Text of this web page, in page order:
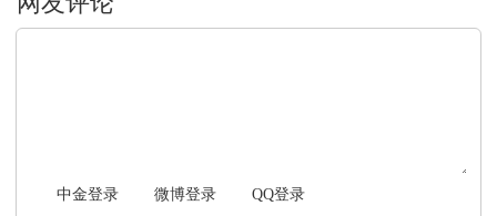
中金登录 微博登录 QQ登录